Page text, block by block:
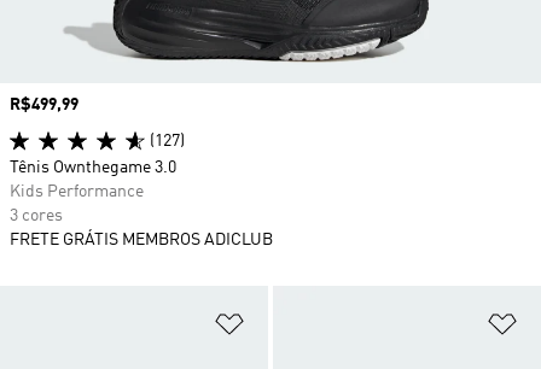
Preço
R$499,99
(127)
Tênis Ownthegame 3.0
Kids Performance
3 cores
FRETE GRÁTIS MEMBROS ADICLUB